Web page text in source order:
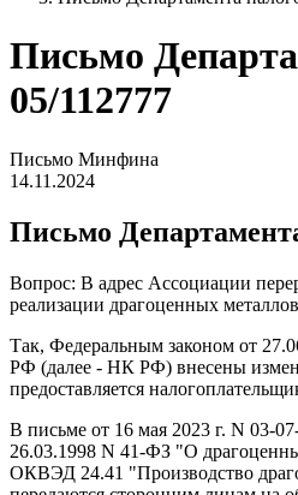
Письмо
05/112777
Письмо Минфина
14.11.2024
Письмо
Вопрос: В адрес Ассоциации
реализации драгоценных
Так, Федеральным законом от
РФ (далее - НК РФ) внесены
предоставляется
В письме от 16 мая 2023 г. N 03-
26.03.1998 N 41-ФЗ "О
ОКВЭД 24.41 "Производство